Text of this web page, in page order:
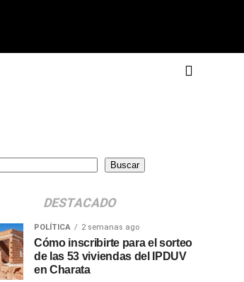
Buscar
DESTACADO
POLÍTICA 2 semanas ago
Cómo inscribirte para el sorteo
de las 53 viviendas del IPDUV
en Charata